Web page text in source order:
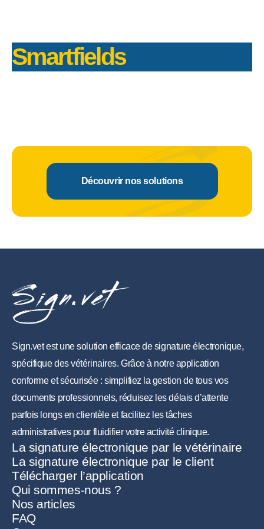
Smartfields
Découvrir nos solutions
Sign.vet est une solution efficace de signature électronique,
spécifique des vétérinaires. Grâce à notre application
conforme et sécurisée : simplifiez la gestion de tous vos
documents professionnels, réduisez les délais d’attente
parfois longs en clientèle et facilitez les tâches
administratives pour fluidifier votre activité clinique.
La signature électronique par le vétérinaire
La signature électronique par le client
Télécharger l’application
Qui sommes-nous ?
Nos articles
FAQ